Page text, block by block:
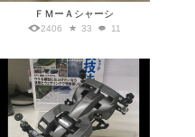
ＦＭーＡシャーシ
2406 33 11